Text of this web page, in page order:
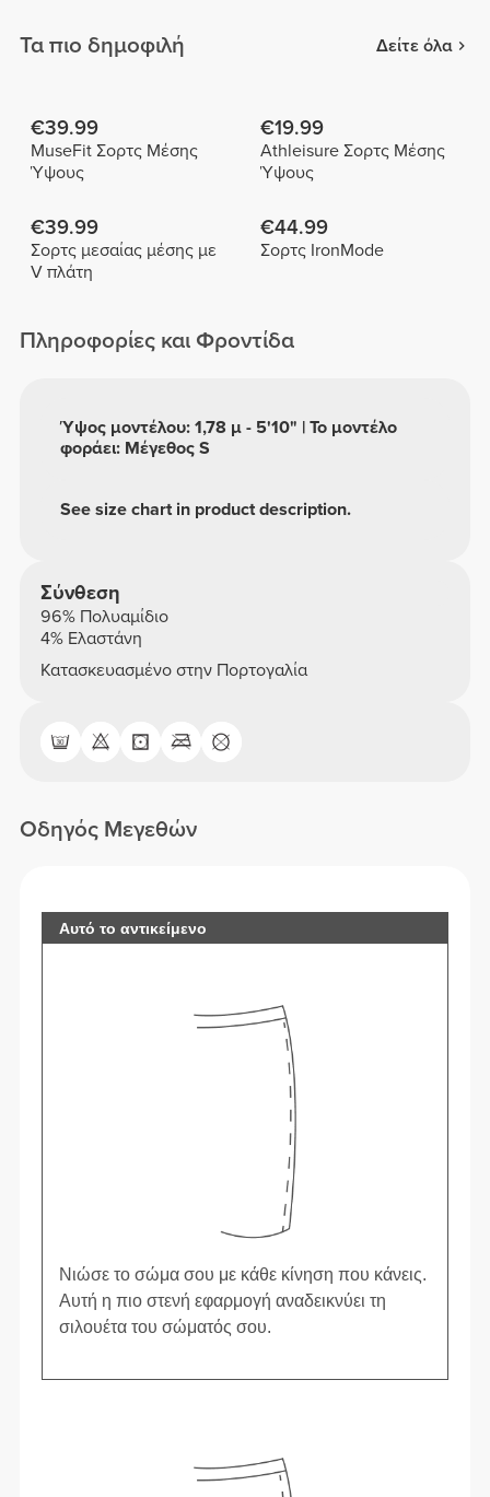
Τα πιο δημοφιλή Δείτε όλα
€39.99
MuseFit Σορτς Μέσης
Ύψους
€19.99
Athleisure Σορτς Μέσης
Ύψους
€39.99
Σορτς μεσαίας μέσης με
V πλάτη
€44.99
Σορτς IronMode
Πληροφορίες και Φροντίδα
See size chart in product description.
Ύψος μοντέλου: 1,78 μ - 5'10" | Το μοντέλο
φοράει: Μέγεθος S
Σύνθεση
96% Πολυαμίδιο
4% Ελαστάνη
Κατασκευασμένο στην Πορτογαλία
Οδηγός Μεγεθών
Αυτό το αντικείμενο
Νιώσε το σώμα σου με κάθε κίνηση που κάνεις.
Αυτή η πιο στενή εφαρμογή αναδεικνύει τη
σιλουέτα του σώματός σου.